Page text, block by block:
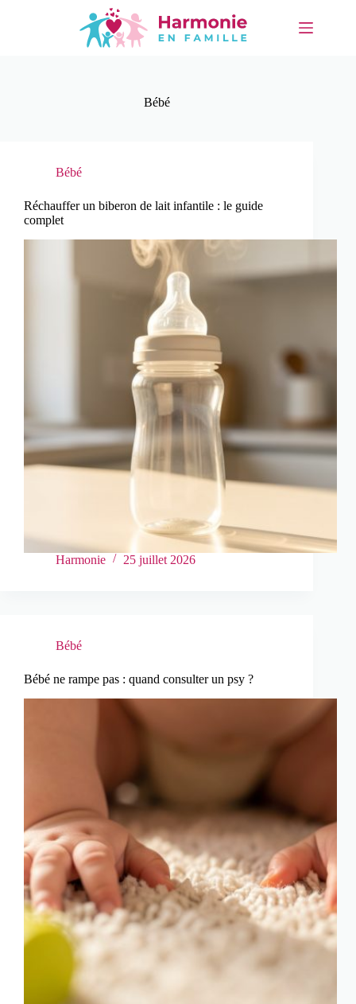
Bébé
Bébé
Réchauffer un biberon de lait infantile : le guide
complet
Harmonie 25 juillet 2026
Bébé
Bébé ne rampe pas : quand consulter un psy ?